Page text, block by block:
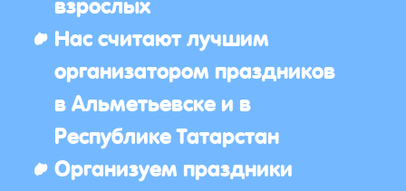
Нас считают лучшим
организатором праздников
в Альметьевске и в
Республике Татарстан
Организуем праздники